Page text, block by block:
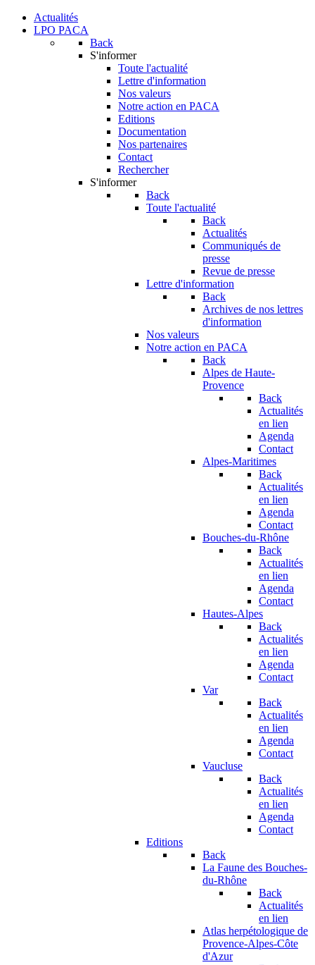
Actualités
LPO PACA
Back
S'informer
Toute l'actualité
Lettre d'information
Nos valeurs
Notre action en PACA
Editions
Documentation
Nos partenaires
Contact
Rechercher
S'informer
Back
Toute l'actualité
Back
Actualités
Communiqués de
presse
Revue de presse
Lettre d'information
Back
Archives de nos lettres
d'information
Nos valeurs
Notre action en PACA
Back
Alpes de Haute-
Provence
Back
Actualités
en lien
Agenda
Contact
Alpes-Maritimes
Back
Actualités
en lien
Agenda
Contact
Bouches-du-Rhône
Back
Actualités
en lien
Agenda
Contact
Hautes-Alpes
Back
Actualités
en lien
Agenda
Contact
Var
Back
Actualités
en lien
Agenda
Contact
Vaucluse
Back
Actualités
en lien
Agenda
Contact
Editions
Back
La Faune des Bouches-
du-Rhône
Back
Actualités
en lien
Atlas herpétologique de
Provence-Alpes-Côte
d'Azur